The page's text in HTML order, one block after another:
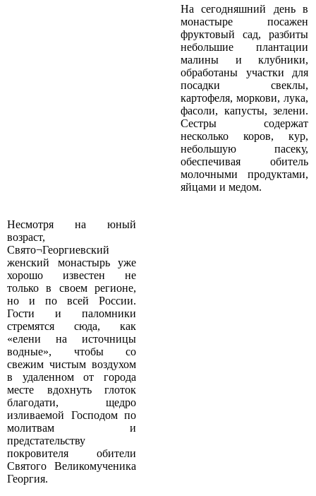
На сегодняшний день в
монастыре посажен
фруктовый сад, разбиты
небольшие плантации
малины и клубники,
обработаны участки для
посадки свеклы,
картофеля, моркови, лука,
фасоли, капусты, зелени.
Сестры содержат
несколько коров, кур,
небольшую пасеку,
обеспечивая обитель
молочными продуктами,
яйцами и медом.
Несмотря на юный
возраст,
Свято¬Георгиевский
женский монастырь уже
хорошо известен не
только в своем регионе,
но и по всей России.
Гости и паломники
стремятся сюда, как
«елени на источницы
водные», чтобы со
свежим чистым воздухом
в удаленном от города
месте вдохнуть глоток
благодати, щедро
изливаемой Господом по
молитвам и
предстательству
покровителя обители
Святого Великомученика
Георгия.